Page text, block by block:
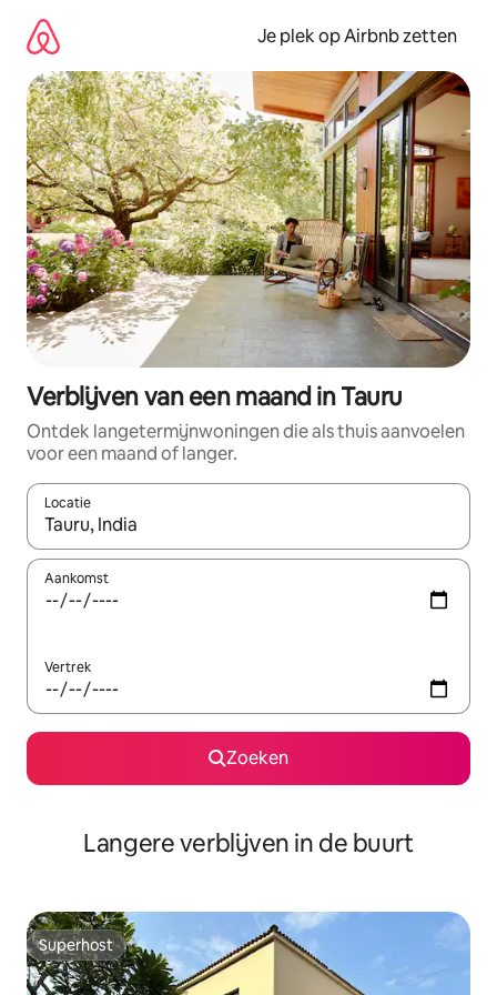
direct
naar
inhoud
Je plek op Airbnb zetten
Verblijven van een maand in Tauru
Ontdek langetermijnwoningen die als thuis aanvoelen
voor een maand of langer.
Locatie
Wanneer er resultaten beschikbaar zijn, maak je een keuze
Aankomst
Vertrek
Zoeken
Langere verblijven in de buurt
Superhost
Superhost